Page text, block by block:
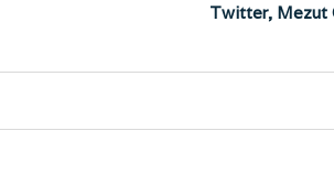
Twitter, Mezut